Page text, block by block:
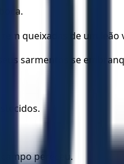
queixadas de um leão
sarmentos se
pereceu.